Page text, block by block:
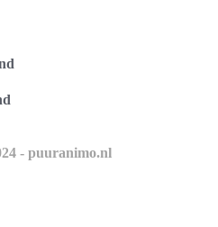
- puuranimo.nl